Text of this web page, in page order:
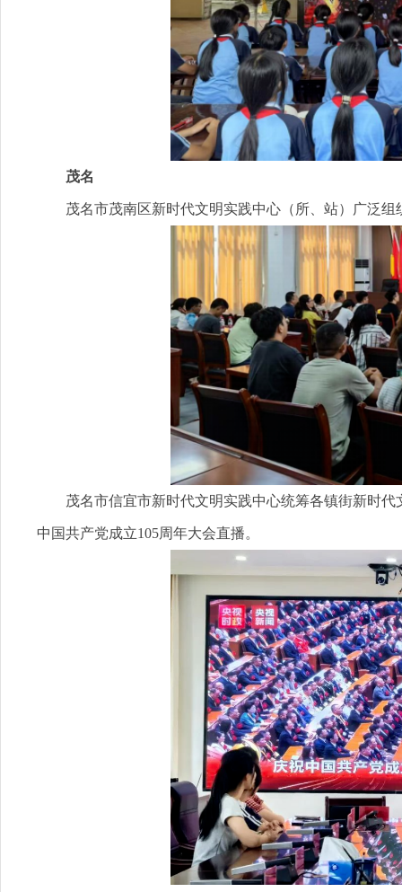
茂名
茂名市茂南区新时代文明实践中心（所、站）广泛组
茂名市信宜市新时代文明实践中心统筹各镇街新时代
中国共产党成立105周年大会直播。